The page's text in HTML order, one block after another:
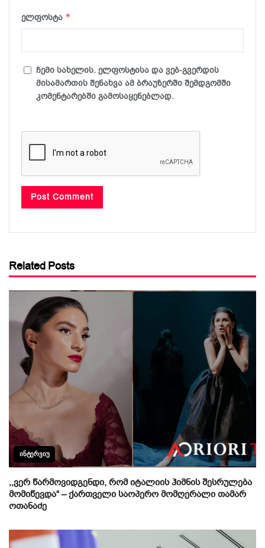
ელფოსტა *
ჩემი სახელის. ელფოსტისა და ვებ-გვერდის
მისამართის შენახვა ამ ბრაუზერში შემდგომში
კომენტარებში გამოსაყენებლად.
Related Posts
ᲘᲜᲢᲔᲠᲕᲘᲣ
,,ვერ წარმოვიდგენდი, რომ იტალიის ჰიმნის შესრულება
მომიწევდა“ – ქართველი საოპერო მომღერალი თამარ
ოთანაძე